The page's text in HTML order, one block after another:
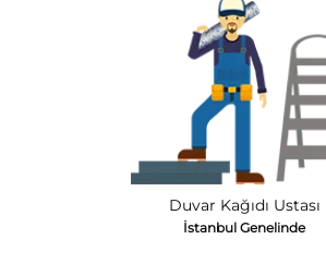
Duvar Kağıdı Ustası
İstanbul Genelinde